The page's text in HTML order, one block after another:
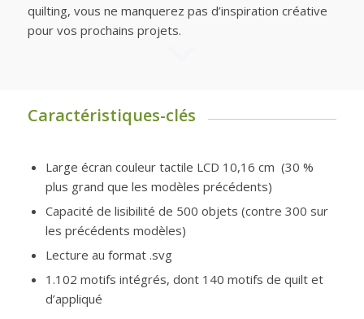
quilting, vous ne manquerez pas d’inspiration créative
pour vos prochains projets.
Caractéristiques-clés
Large écran couleur tactile LCD 10,16 cm (30 %
plus grand que les modèles précédents)
Capacité de lisibilité de 500 objets (contre 300 sur
les précédents modèles)
Lecture au format .svg
1.102 motifs intégrés, dont 140 motifs de quilt et
d’appliqué